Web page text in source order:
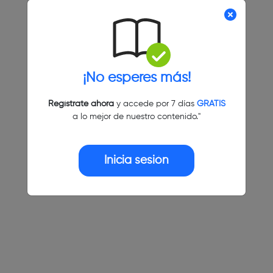
¡No esperes más!
Regístrate ahoray accede por 7 días GRATIS
a lo mejor de nuestro contenido."
Inicia sesión